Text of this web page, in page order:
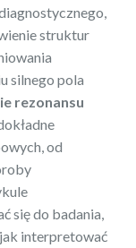
struktur
silnego pola
rezonansu
od
się do badania,
interpretować